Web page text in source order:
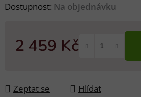
Dostupnost: Na objednávku
2 459 Kč
Zeptat se Hlídat